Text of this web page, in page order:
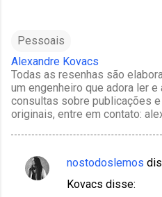
Pessoais
Alexandre Kovacs
Todas as resenhas são
um engenheiro que adora ler e
consultas sobre publicações
originais, entre em contato:
C
nostodoslemos
Kovacs disse: